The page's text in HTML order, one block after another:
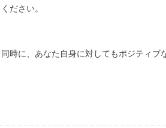
ださい。
時に、あなた自身に対してもポジティブ